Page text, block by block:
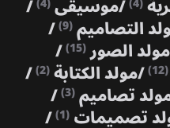
/موسيقى /
التصاميم(9)
/
مولد الصور(15)
/
(12)
/مولد الكتابة(2)
/
تصاميم(3)
/
تصميمات (1)
/